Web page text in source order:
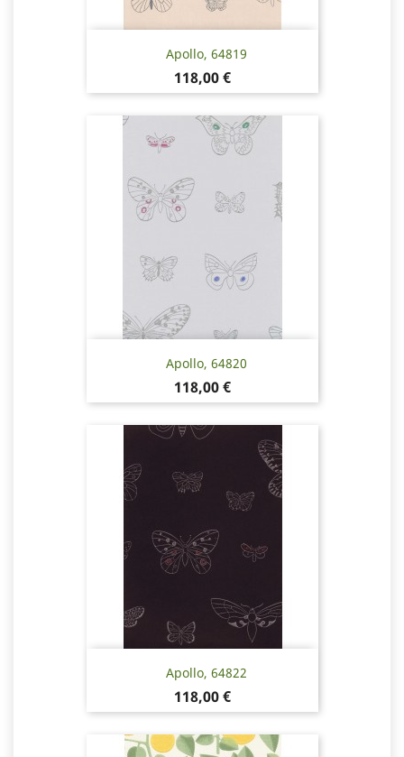
Apollo, 64819
Pris
118,00 €
Apollo, 64820
Pris
118,00 €
Apollo, 64822
Pris
118,00 €